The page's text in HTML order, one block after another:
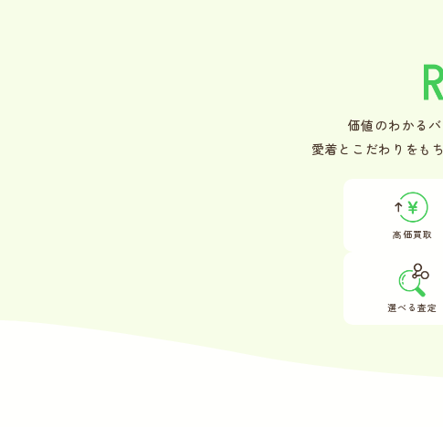
価値のわかる
愛着とこだわりをも
高価買取
選べる査定